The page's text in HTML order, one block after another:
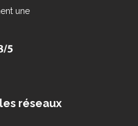
une
réseaux